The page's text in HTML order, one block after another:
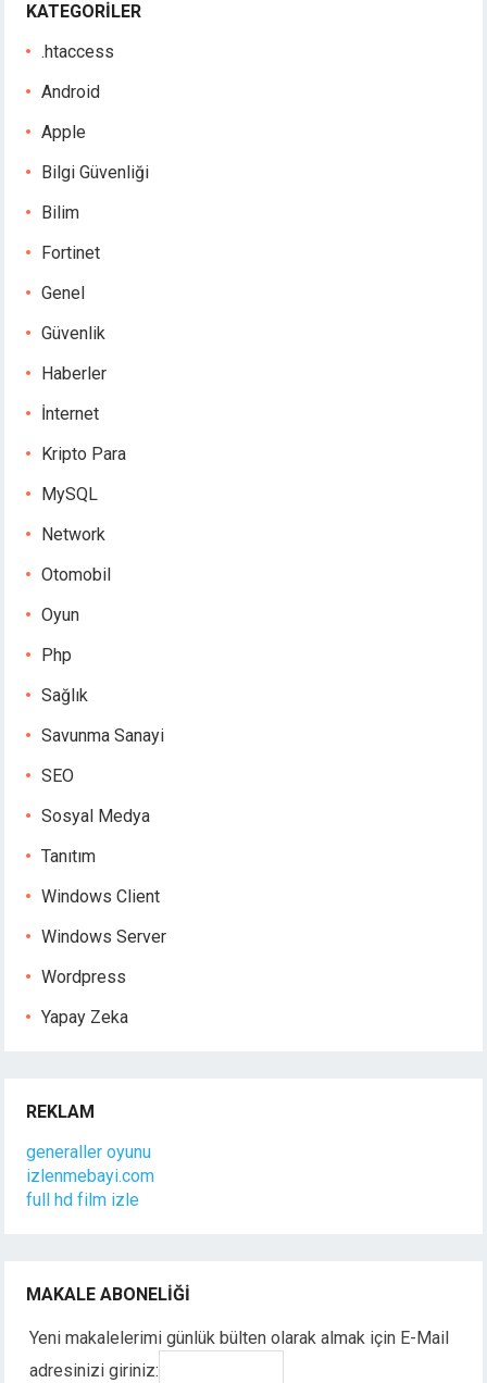
KATEGORILER
.htaccess
Android
Apple
Bilgi Güvenliği
Bilim
Fortinet
Genel
Güvenlik
Haberler
İnternet
Kripto Para
MySQL
Network
Otomobil
Oyun
Php
Sağlık
Savunma Sanayi
SEO
Sosyal Medya
Tanıtım
Windows Client
Windows Server
Wordpress
Yapay Zeka
REKLAM
generaller oyunu
izlenmebayi.com
full hd film izle
MAKALE ABONELIĞI
Yeni makalelerimi günlük bülten olarak almak için E-Mail
adresinizi giriniz: